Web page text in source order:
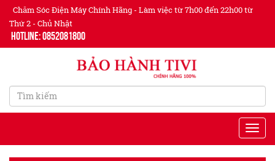
Chăm Sóc Điện Máy Chính Hãng - Làm việc từ 7h00 đến 22h00 từ
Thứ 2 - Chủ Nhật
Hotline: 0852081800